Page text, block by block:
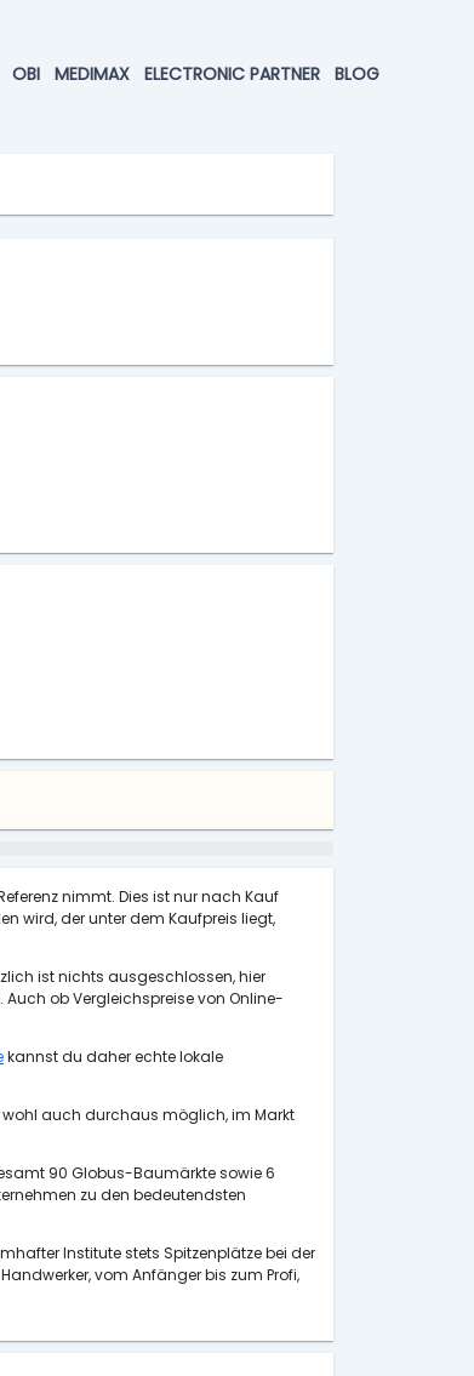
OBI MEDIMAX ELECTRONIC PARTNER BLOG
nimmt. Dies ist nur nach Kauf
wird, der unter dem Kaufpreis liegt,
ist nichts ausgeschlossen, hier
ob Vergleichspreise von Online-
kannst du daher echte lokale
wohl auch durchaus möglich, im Markt
90 Globus-Baumärkte sowie 6
zu den bedeutendsten
Institute stets Spitzenplätze bei der
vom Anfänger bis zum Profi,